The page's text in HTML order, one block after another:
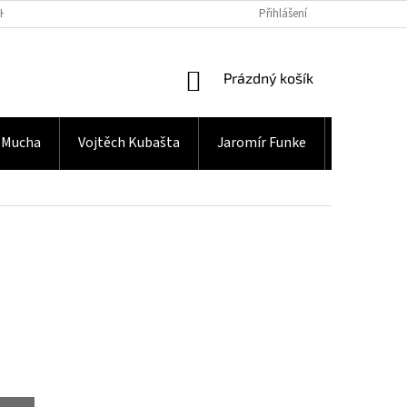
ÚDAJŮ Přihlášení
NÁKUPNÍ
Prázdný košík
Vojtěch Kubašta Jaromír Funke